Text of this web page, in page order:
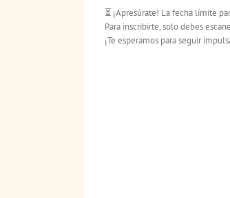
⏳ ¡Apresúrate! La fecha límite
Para inscribirte, solo debes
¡Te esperamos para seguir